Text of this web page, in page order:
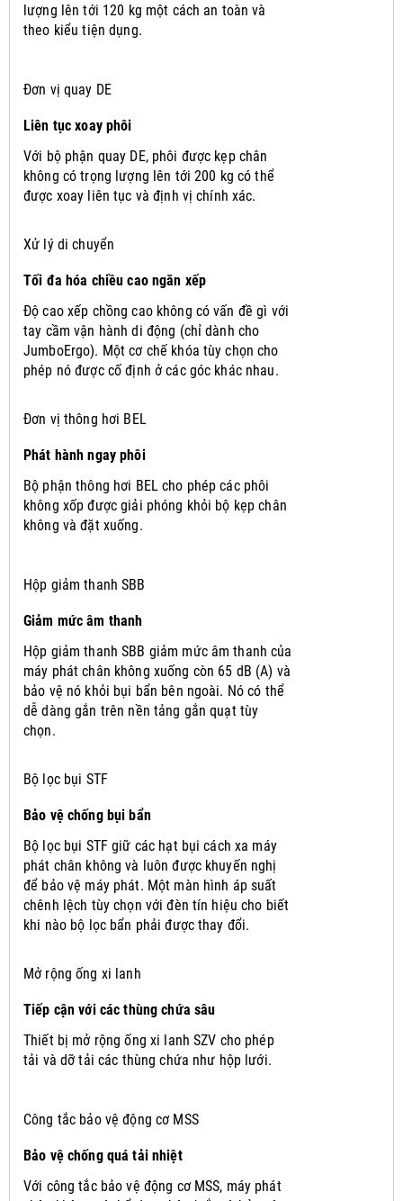
lượng lên tới 120 kg một cách an toàn và
theo kiểu tiện dụng.
Đơn vị quay DE
Liên tục xoay phôi
Với bộ phận quay DE, phôi được kẹp chân
không có trọng lượng lên tới 200 kg có thể
được xoay liên tục và định vị chính xác.
Xử lý di chuyển
Tối đa hóa chiều cao ngăn xếp
Độ cao xếp chồng cao không có vấn đề gì với
tay cầm vận hành di động (chỉ dành cho
JumboErgo). Một cơ chế khóa tùy chọn cho
phép nó được cố định ở các góc khác nhau.
Đơn vị thông hơi BEL
Phát hành ngay phôi
Bộ phận thông hơi BEL cho phép các phôi
không xốp được giải phóng khỏi bộ kẹp chân
không và đặt xuống.
Hộp giảm thanh SBB
Giảm mức âm thanh
Hộp giảm thanh SBB giảm mức âm thanh của
máy phát chân không xuống còn 65 dB (A) và
bảo vệ nó khỏi bụi bẩn bên ngoài. Nó có thể
dễ dàng gắn trên nền tảng gắn quạt tùy
chọn.
Bộ lọc bụi STF
Bảo vệ chống bụi bẩn
Bộ lọc bụi STF giữ các hạt bụi cách xa máy
phát chân không và luôn được khuyến nghị
để bảo vệ máy phát. Một màn hình áp suất
chênh lệch tùy chọn với đèn tín hiệu cho biết
khi nào bộ lọc bẩn phải được thay đổi.
Mở rộng ống xi lanh
Tiếp cận với các thùng chứa sâu
Thiết bị mở rộng ống xi lanh SZV cho phép
tải và dỡ tải các thùng chứa như hộp lưới.
Công tắc bảo vệ động cơ MSS
Bảo vệ chống quá tải nhiệt
Với công tắc bảo vệ động cơ MSS, máy phát